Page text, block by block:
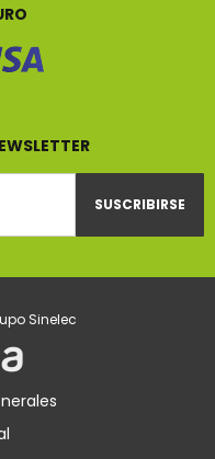
SUSCRIBIRSE
Sinelec